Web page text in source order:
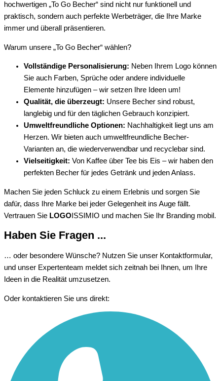
hochwertigen „To Go Becher“ sind nicht nur funktionell und
praktisch, sondern auch perfekte Werbeträger, die Ihre Marke
immer und überall präsentieren.
Warum unsere „To Go Becher“ wählen?
Vollständige Personalisierung: Neben Ihrem Logo können
Sie auch Farben, Sprüche oder andere individuelle
Elemente hinzufügen – wir setzen Ihre Ideen um!
Qualität, die überzeugt: Unsere Becher sind robust,
langlebig und für den täglichen Gebrauch konzipiert.
Umweltfreundliche Optionen: Nachhaltigkeit liegt uns am
Herzen. Wir bieten auch umweltfreundliche Becher-
Varianten an, die wiederverwendbar und recyclebar sind.
Vielseitigkeit: Von Kaffee über Tee bis Eis – wir haben den
perfekten Becher für jedes Getränk und jeden Anlass.
Machen Sie jeden Schluck zu einem Erlebnis und sorgen Sie
dafür, dass Ihre Marke bei jeder Gelegenheit ins Auge fällt.
Vertrauen Sie LOGO ISSIMIO und machen Sie Ihr Branding mobil.
Haben Sie Fragen ...
… oder besondere Wünsche? Nutzen Sie unser Kontaktformular,
und unser Expertenteam meldet sich zeitnah bei Ihnen, um Ihre
Ideen in die Realität umzusetzen.
Oder kontaktieren Sie uns direkt: